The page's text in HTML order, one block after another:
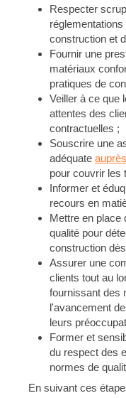
Respecter
construction et
Fournir une
matériaux
pratiques de
Veiller à ce que
attentes des
contractuelles ;
Souscrire une
adéquate
pour couvrir les
Informer et
recours en
Mettre en place
qualité pour
construction
Assurer une
clients tout au
fournissant des
l'avancement
leurs
Former et
du respect des
normes de
En suivant ces